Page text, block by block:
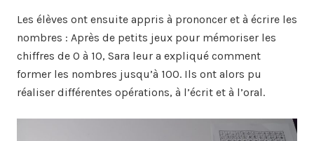
Les élèves ont ensuite appris à prononcer et à écrire les
nombres : Après de petits jeux pour mémoriser les
chiffres de 0 à 10, Sara leur a expliqué comment
former les nombres jusqu’à 100. Ils ont alors pu
réaliser différentes opérations, à l’écrit et à l’oral.